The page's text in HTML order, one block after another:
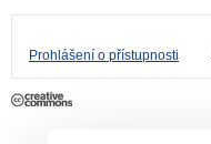
Prohlášení o přístupnosti